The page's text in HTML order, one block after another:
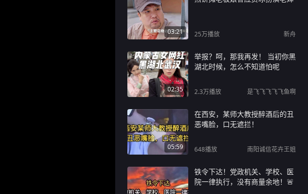
03:21 25万播放 新舟
02:35
举报？呵，那我再发！ 当初你黑
湖北时候，怎么不知道怕呢
2.3万播放 是飞飞飞飞飞鱼啊
05:59
在西安，某师大教授醉酒后的丑
恶嘴脸，口无遮拦！
648播放 南阳诚信花卉王姐
铁令下达！党政机关、学校、医
院一律执行，没有商量余地！🚨